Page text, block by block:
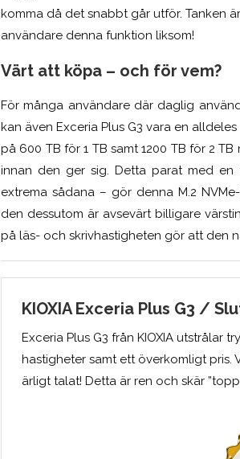
komma då det snabbt går utför. Tanken
användare denna funktion liksom!
Värt att köpa – och för vem?
För många användare där daglig
kan även Exceria Plus G3 vara en
på 600 TB för 1 TB samt 1200 TB för 2
innan den ger sig. Detta parat med en
extrema sådana – gör denna M.2
den dessutom är avsevärt billigare
på läs- och skrivhastigheten gör att den
KIOXIA Exceria Plus G3 /
Exceria Plus G3 från KIOXIA
hastigheter samt ett överkomligt pris.
ärligt talat! Detta är ren och skär